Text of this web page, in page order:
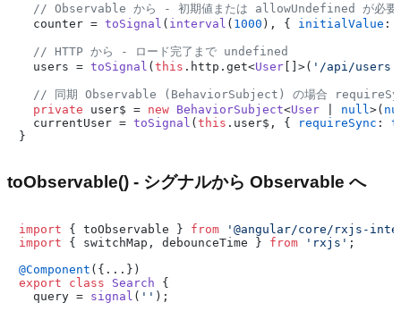
// Observable から - 初期値または allowUndefined が必要
  counter =
toSignal ( interval ( 1000 ), { initialValue :
// HTTP から - ロード完了まで undefined
  users =
toSignal (this . http . get<User []>( '/api/users'
// 同期 Observable (BehaviorSubject) の場合
private user$ = new BehaviorSubject<User null >(
  currentUser =
toSignal (this . user$ , { requireSync :
toObservable() - シグナルから Observable へ
import { toObservable } from
'@angular/core/rxjs-
import { switchMap, debounceTime } from 'rxjs' ;
@Component
export
class Search {
  query =
signal ( '' );